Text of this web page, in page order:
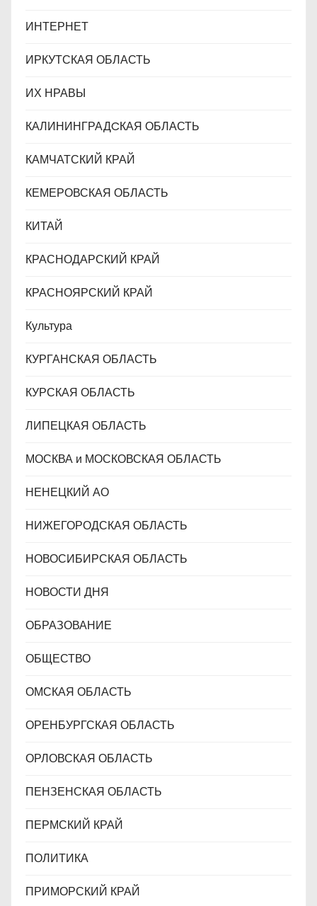
ИНТЕРНЕТ
ИРКУТСКАЯ ОБЛАСТЬ
ИХ НРАВЫ
КАЛИНИНГРАДCКАЯ ОБЛАСТЬ
КАМЧАТСКИЙ КРАЙ
КЕМЕРОВСКАЯ ОБЛАСТЬ
КИТАЙ
КРАСНОДАРСКИЙ КРАЙ
КРАСНОЯРСКИЙ КРАЙ
Культура
КУРГАНСКАЯ ОБЛАСТЬ
КУРСКАЯ ОБЛАСТЬ
ЛИПЕЦКАЯ ОБЛАСТЬ
МОСКВА и МОСКОВСКАЯ ОБЛАСТЬ
НЕНЕЦКИЙ АО
НИЖЕГОРОДСКАЯ ОБЛАСТЬ
НОВОСИБИРСКАЯ ОБЛАСТЬ
НОВОСТИ ДНЯ
ОБРАЗОВАНИЕ
ОБЩЕСТВО
ОМСКАЯ ОБЛАСТЬ
ОРЕНБУРГСКАЯ ОБЛАСТЬ
ОРЛОВСКАЯ ОБЛАСТЬ
ПЕНЗЕНСКАЯ ОБЛАСТЬ
ПЕРМСКИЙ КРАЙ
ПОЛИТИКА
ПРИМОРСКИЙ КРАЙ